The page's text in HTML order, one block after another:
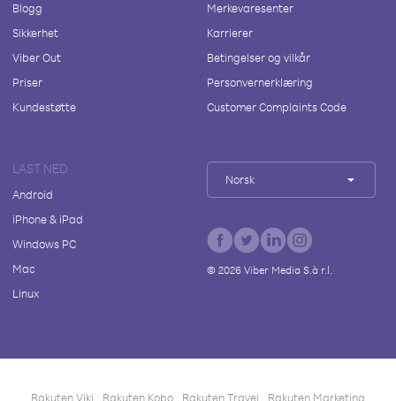
Blogg
Sikkerhet
Viber Out
Priser
Kundestøtte
Merkevaresenter
Karrierer
Betingelser og vilkår
Personvernerklæring
Customer Complaints Code
LAST NED
Android
iPhone & iPad
Windows PC
Mac
Linux
Norsk
© 2026Viber Media S.à r.l.
Rakuten Viki Rakuten Kobo Rakuten Travel Rakuten Marketing